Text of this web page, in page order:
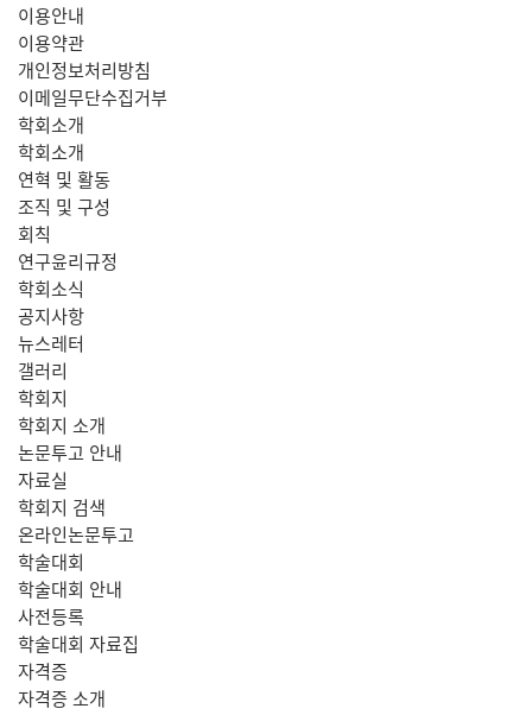
이용안내
이용약관
개인정보처리방침
이메일무단수집거부
학회소개
학회소개
연혁 및 활동
조직 및 구성
회칙
연구윤리규정
학회소식
공지사항
뉴스레터
갤러리
학회지
학회지 소개
논문투고 안내
자료실
학회지 검색
온라인논문투고
학술대회
학술대회 안내
사전등록
학술대회 자료집
자격증
자격증 소개